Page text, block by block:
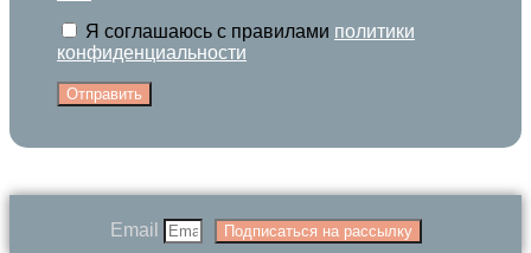
Я соглашаюсь с правилами политики
конфиденциальности
Отправить
Email Подписаться на рассылку